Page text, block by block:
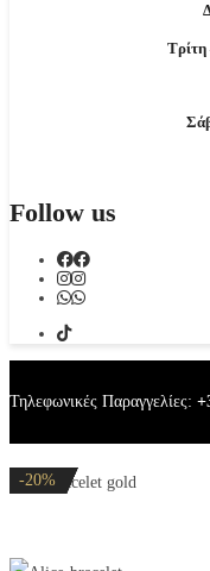
Follow us
Τηλεφωνικές Παραγγελίες:
Alice bracelet gold
-20%
-37%
-20%
-20%
-20%